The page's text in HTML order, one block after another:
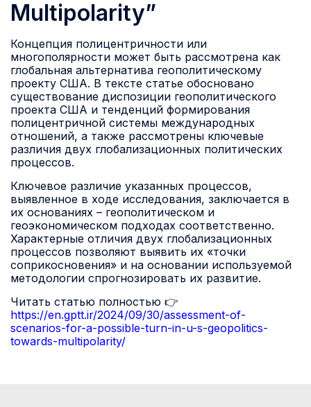
Multipolarity”
Концепция полицентричности или
многополярности может быть рассмотрена как
глобальная альтернатива геополитическому
проекту США. В тексте статье обосновано
существование диспозиции геополитического
проекта США и тенденций формирования
полицентричной системы международных
отношений, а также рассмотрены ключевые
различия двух глобализационных политических
процессов.
Ключевое различие указанных процессов,
выявленное в ходе исследования, заключается в
их основаниях – геополитическом и
геоэкономическом подходах соответственно.
Характерные отличия двух глобализационных
процессов позволяют выявить их «точки
соприкосновения» и на основании используемой
методологии спрогнозировать их развитие.
Читать статью полностью 👉
https://en.gptt.ir/2024/09/30/assessment-of-
scenarios-for-a-possible-turn-in-u-s-geopolitics-
towards-multipolarity/